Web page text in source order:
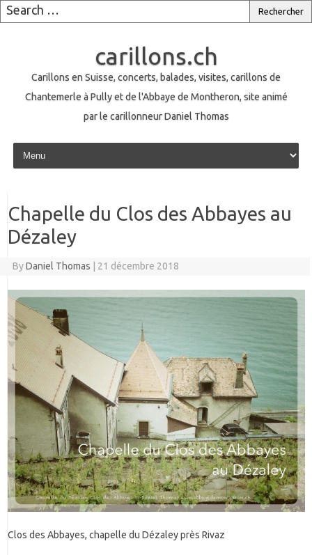
carillons.ch
Carillons en Suisse, concerts, balades, visites, carillons de
Chantemerle à Pully et de l'Abbaye de Montheron, site animé
par le carillonneur Daniel Thomas
Skip to content
Chapelle du Clos des Abbayes au
Dézaley
ByDaniel Thomas 21 décembre 2018
Clos des Abbayes, chapelle du Dézaley près Rivaz